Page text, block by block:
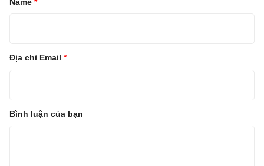
Bình luận của bạn
Địa chỉ Email *